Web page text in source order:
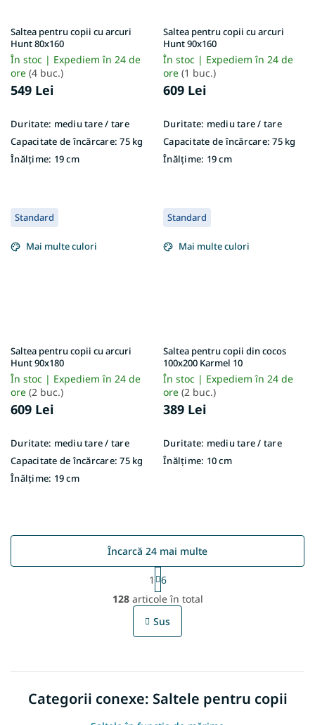
Saltea pentru copii cu arcuri
Hunt 80x160
În stoc | Expediem în 24 de
ore (4 buc.)
549 Lei
Duritate: mediu tare / tare
Capacitate de încărcare:75 kg
Înălțime: 19 cm
Saltea pentru copii cu arcuri
Hunt 90x160
În stoc | Expediem în 24 de
ore (1 buc.)
609 Lei
Duritate: mediu tare / tare
Capacitate de încărcare:75 kg
Înălțime: 19 cm
Standard
Mai multe culori
Saltea pentru copii cu arcuri
Hunt 90x180
În stoc | Expediem în 24 de
ore (2 buc.)
609 Lei
Duritate: mediu tare / tare
Capacitate de încărcare:75 kg
Înălțime: 19 cm
Standard
Mai multe culori
Saltea pentru copii din cocos
100x200 Karmel 10
În stoc | Expediem în 24 de
ore (2 buc.)
389 Lei
Duritate: mediu tare / tare
Înălțime: 10 cm
C
o
n
l
l
Încarcă 24 mai multe
P
a
g
i
n
1
6
128articole în total
Sus
Categorii conexe: Saltele pentru copii